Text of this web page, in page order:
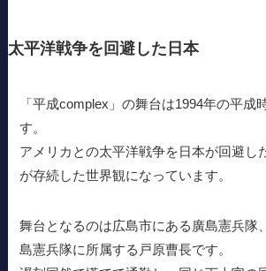
太平洋戦争を回避した日本
「平成complex」の舞台は1994年の平成
す。
アメリカとの太平洋戦争を日本が回避し
が存続した世界観になっています。
舞台となるのは広島市にある廣島憲兵隊
島憲兵隊に所属する戸原曹長です。